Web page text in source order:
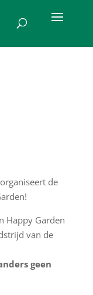
de
Happy Garden
van de
geen